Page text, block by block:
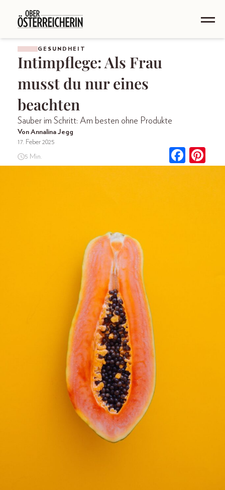
GESUNDHEIT
Intimpflege: Als Frau
musst du nur eines
beachten
Sauber im Schritt: Am besten ohne Produkte
Von Annalina Jegg
17. Feber 2025
5 Min.